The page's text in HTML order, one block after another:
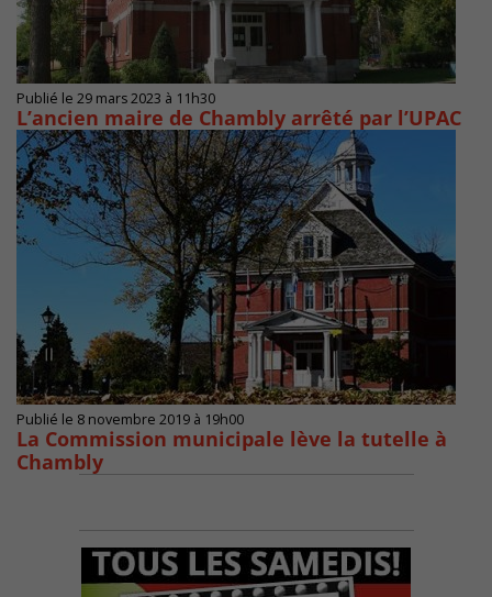
Publié le 29 mars 2023 à 11h30
L’ancien maire de Chambly arrêté par l’UPAC
Publié le 8 novembre 2019 à 19h00
La Commission municipale lève la tutelle à
Chambly